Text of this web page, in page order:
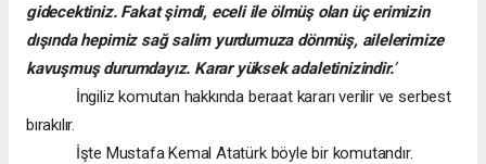
gidecektiniz. Fakat şimdi, eceli ile ölmüş olan üç erimizin
dışında hepimiz sağ salim yurdumuza dönmüş, ailelerimize
kavuşmuş durumdayız. Karar yüksek adaletinizindir.’
İngiliz komutan hakkında beraat kararı verilir ve serbest
bırakılır.
İşte Mustafa Kemal Atatürk böyle bir komutandır.